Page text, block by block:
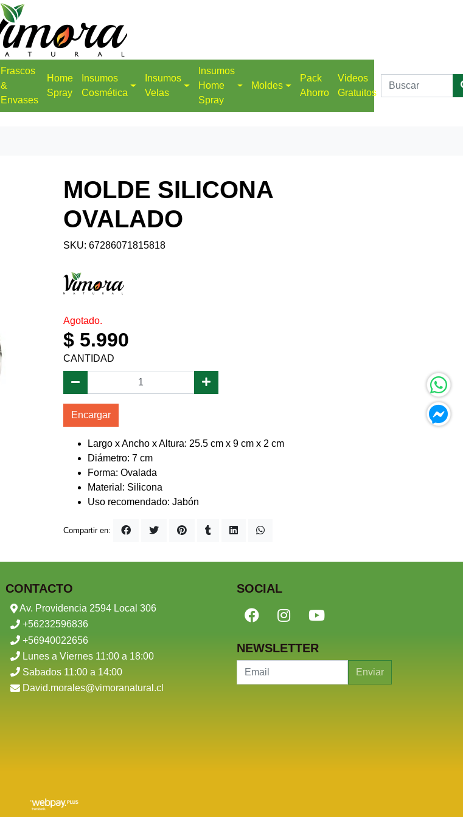
Frascos
&
Envases
Home
Spray
Insumos
Cosmética
Insumos
Velas
Insumos
Home
Spray
Moldes
Pack
Ahorro
Videos
Gratuitos
MOLDE SILICONA
OVALADO
SKU: 67286071815818
Agotado.
$ 5.990
CANTIDAD
Encargar
Largo x Ancho x Altura: 25.5 cm x 9 cm x 2 cm
Diámetro: 7 cm
Forma: Ovalada
Material: Silicona
Uso recomendado: Jabón
Compartir en:
CONTACTO
Av. Providencia 2594 Local 306
+56232596836
+56940022656
Lunes a Viernes 11:00 a 18:00
Sabados 11:00 a 14:00
David.morales@vimoranatural.cl
SOCIAL
NEWSLETTER
Enviar